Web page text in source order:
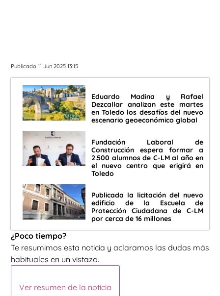
Publicado 11 Jun 2025 13:15
Eduardo Madina y Rafael
Dezcallar analizan este martes
en Toledo los desafíos del nuevo
escenario geoeconómico global
Fundación Laboral de
Construcción espera formar a
2.500 alumnos de C-LM al año en
el nuevo centro que erigirá en
Toledo
Publicada la licitación del nuevo
edificio de la Escuela de
Protección Ciudadana de C-LM
por cerca de 16 millones
¿Poco tiempo?
Te resumimos esta noticia y aclaramos las dudas más
habituales en un vistazo.
Ver resumen de la noticia